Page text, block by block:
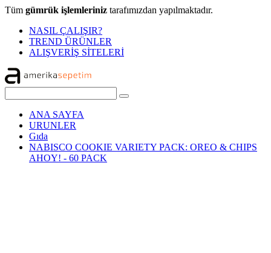
Tüm gümrük işlemleriniz tarafımızdan yapılmaktadır.
NASIL ÇALIŞIR?
TREND ÜRÜNLER
ALIŞVERİŞ SİTELERİ
ANA SAYFA
URUNLER
Gıda
NABISCO COOKIE VARIETY PACK: OREO & CHIPS
AHOY! - 60 PACK